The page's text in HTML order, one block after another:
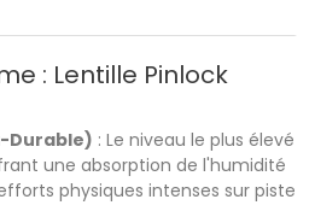
: Lentille Pinlock
Durable) : Le niveau le plus élevé
une absorption de l'humidité
physiques intenses sur piste